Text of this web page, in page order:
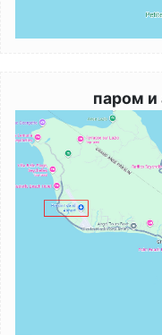
паром и
Image